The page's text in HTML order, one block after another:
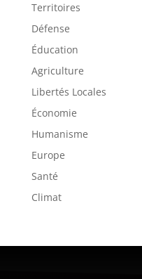
Territoires
Défense
Éducation
Agriculture
Libertés Locales
Économie
Humanisme
Europe
Santé
Climat